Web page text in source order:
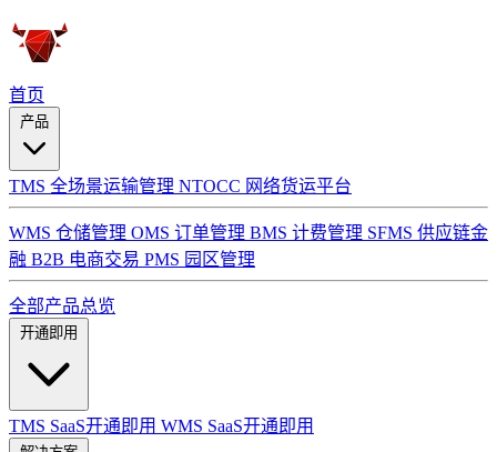
首页
TMS 全场景运输管理 NTOCC 网络货运平台
WMS 仓储管理 OMS 订单管理 BMS 计费管理 SFMS 供应链金
融 B2B 电商交易 PMS 园区管理
全部产品总览
TMS SaaS开通即用 WMS SaaS开通即用